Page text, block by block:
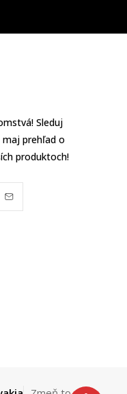
Sleduj
maj prehľad o
produktoch!